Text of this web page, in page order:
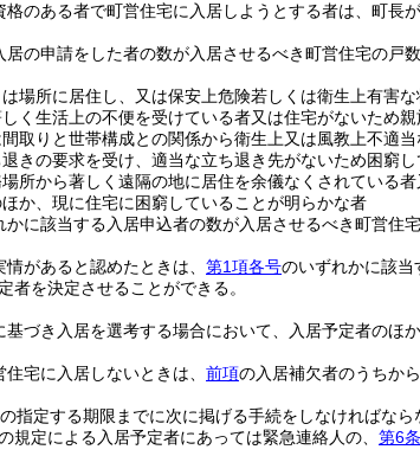
格のある者で町営住宅に入居しようとする者は、町長
の申請をした者の数が入居させるべき町営住宅の戸
場所に居住し、又は保安上危険若しくは衛生上有害
く生活上の不便を受けている者又は住宅がないため
取りと世帯構成との関係から衛生上又は風教上不適
きの要求を受け、適当な立ち退き先がないため困窮
所から著しく遠隔の地に居住を余儀なくされている
か、現に住宅に困窮していることが明らかな者
かに該当する入居申込者の数が入居させるべき町営住
があると認めたときは、 第1項各号のいずれかに該当
者を決定させることができる。
基づき入居を選考する場合において、入居予定者のほ
宅に入居しないときは、 前項の入居補欠者のうちか
指定する期限までに次に掲げる手続をしなければなら
規定による入居予定者にあっては緊急連絡人の、 第6